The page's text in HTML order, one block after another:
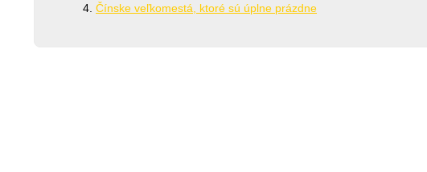
Čínske veľkomestá, ktoré sú úplne prázdne